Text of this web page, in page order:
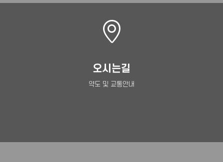
오시는길
약도 및 교통안내